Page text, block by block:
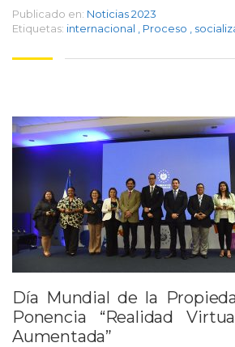
Publicado en: Noticias 2023
Etiquetas: internacional Proceso
Día Mundial de la
Ponencia “Realidad
Aumentada”